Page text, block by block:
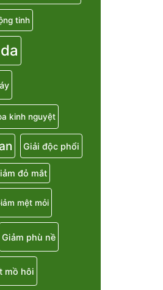
tinh
kinh nguyệt
Giải độc phổi
đỏ mắt
mệt mỏi
Giảm phù nề
mồ hôi